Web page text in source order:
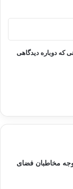
که دوباره دیدگاهی
مخاطبان فضای